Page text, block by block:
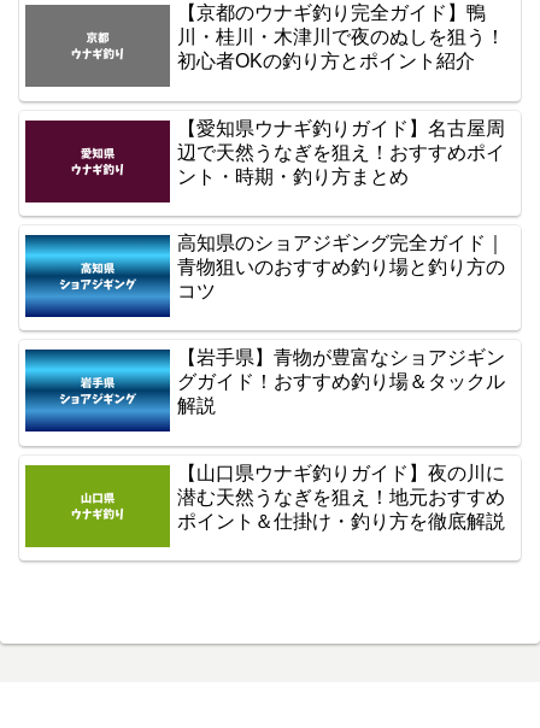
【京都のウナギ釣り完全ガイド】鴨
川・桂川・木津川で夜のぬしを狙う！
初心者OKの釣り方とポイント紹介
【愛知県ウナギ釣りガイド】名古屋周
辺で天然うなぎを狙え！おすすめポイ
ント・時期・釣り方まとめ
高知県のショアジギング完全ガイド｜
青物狙いのおすすめ釣り場と釣り方の
コツ
【岩手県】青物が豊富なショアジギン
グガイド！おすすめ釣り場＆タックル
解説
【山口県ウナギ釣りガイド】夜の川に
潜む天然うなぎを狙え！地元おすすめ
ポイント＆仕掛け・釣り方を徹底解説